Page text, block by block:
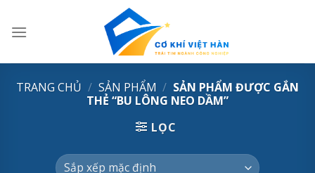
TRANG CHỦ / SẢN PHẨM / SẢN PHẨM ĐƯỢC GẮN
THẺ “BU LÔNG NEO DẦM”
LỌC